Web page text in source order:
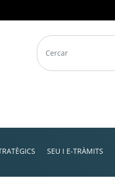
SEU I E-TRÀMITS